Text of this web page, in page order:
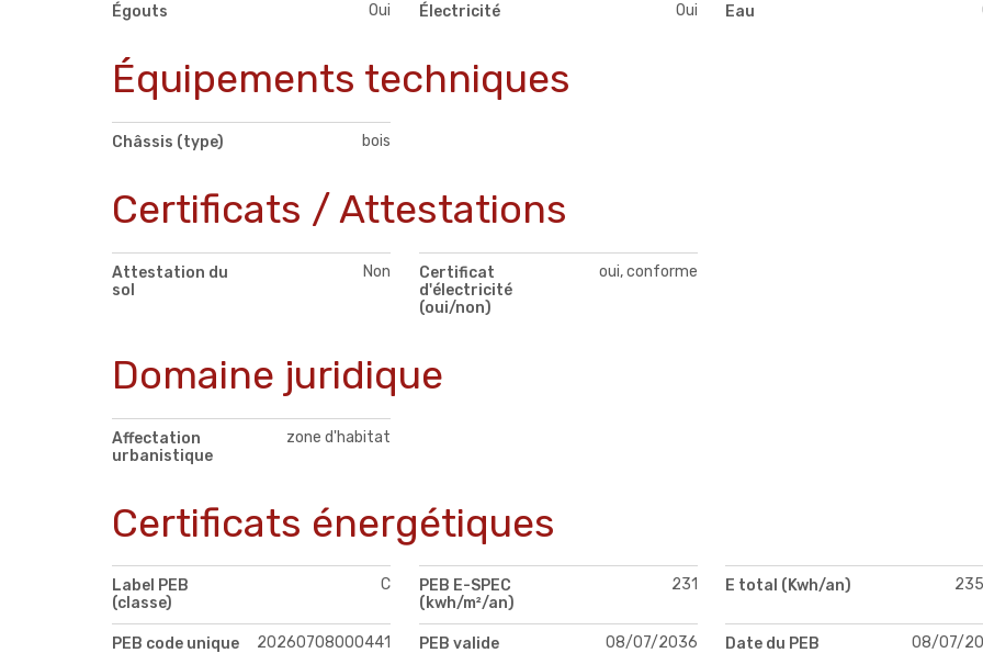
Égouts Oui Électricité Oui Eau
Équipements techniques
Châssis (type) bois
Certificats / Attestations
Attestation du
sol
Non
Certificat
d'électricité
(oui/non)
oui, conforme
Domaine juridique
Affectation
urbanistique
zone d'habitat
Certificats énergétiques
Label PEB
(classe)
C
PEB E-SPEC
(kwh/m²/an)
231 E total (Kwh/an)
PEB code unique 20260708000441
PEB valide
08/07/2036
Date du PEB
08/07/